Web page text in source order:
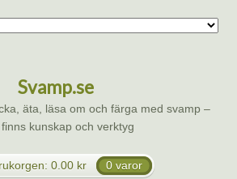
Svamp.se
äta, läsa om och färga med svamp –
kunskap och verktyg
0.00 kr 0 varor